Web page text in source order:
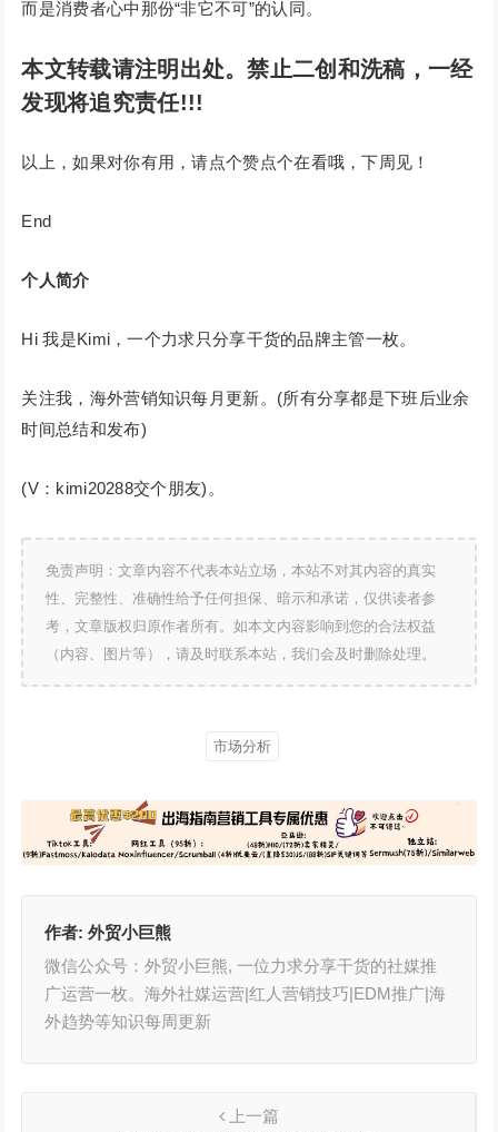
而是消费者心中那份“非它不可”的认同。
本文转载请注明出处。禁止二创和洗稿，一经
发现将追究责任!!!
以上，如果对你有用，请点个赞点个在看哦，下周见！
End
个人简介
Hi 我是Kimi，一个力求只分享干货的品牌主管一枚。
关注我，海外营销知识每月更新。(所有分享都是下班后业余
时间总结和发布)
(V：kimi20288交个朋友)。
免责声明：文章内容不代表本站立场，本站不对其内容的真实
性、完整性、准确性给予任何担保、暗示和承诺，仅供读者参
考，文章版权归原作者所有。如本文内容影响到您的合法权益
（内容、图片等），请及时联系本站，我们会及时删除处理。
市场分析
作者:外贸小巨熊
微信公众号：外贸小巨熊, 一位力求分享干货的社媒推
广运营一枚。海外社媒运营|红人营销技巧|EDM推广|海
外趋势等知识每周更新
上一篇